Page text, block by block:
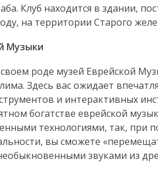
Клуб находится в здании,
на территории Старого
Музыки
роде музей Еврейской
Здесь вас ожидает
и интерактивных
богатстве еврейской
технологиями, так, при
вы сможете
звуками из